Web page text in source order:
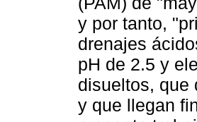
y por tanto,
drenajes
pH de 2.5 y
disueltos, que
y que llegan